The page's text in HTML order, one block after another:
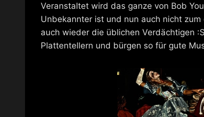
Veranstaltet wird das ganze von Bob
Unbekannter ist und nun auch nicht
auch wieder die üblichen Verdächtigen
Plattentellern und bürgen so für gute